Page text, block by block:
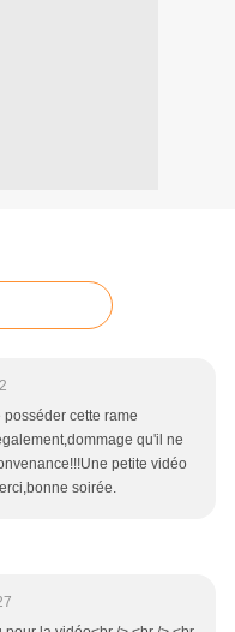
cette rame
qu'il ne
petite vidéo
soirée.